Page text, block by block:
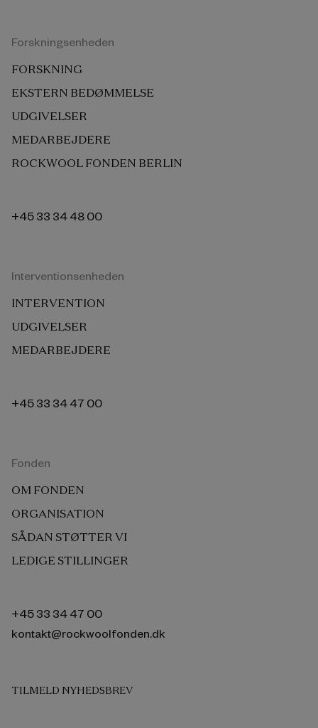
Forskningsenheden
FORSKNING
EKSTERN BEDØMMELSE
UDGIVELSER
MEDARBEJDERE
ROCKWOOL FONDEN BERLIN
+45 33 34 48 00
Interventionsenheden
INTERVENTION
UDGIVELSER
MEDARBEJDERE
+45 33 34 47 00
Fonden
OM FONDEN
ORGANISATION
SÅDAN STØTTER VI
LEDIGE STILLINGER
+45 33 34 47 00
kontakt@rockwoolfonden.dk
TILMELD NYHEDSBREV